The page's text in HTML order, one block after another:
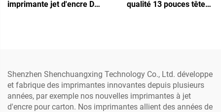
imprimante jet d'encre DTF
qualité 13 pouces tête
Shenzhen Shenchuangxing Technology Co., Ltd. développe
et fabrique des imprimantes innovantes depuis plusieurs
années, par exemple nos nouvelles imprimantes à jet
d'encre pour carton. Nos imprimantes allient des années de